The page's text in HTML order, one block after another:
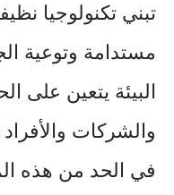
تبني تكنولوجيا
مستدامة وتوعية
البيئة يتعين على
والشركات
في الحد من هذه